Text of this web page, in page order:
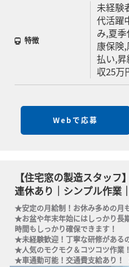
特徴
未経験
代活躍
み,夏
康保険
払い,
収25万
Webで応募
【住宅窓の製造スタッ
連休あり｜シンプル作業
★安定の月給制！お休み多めの月
★お盆や年末年始にはしっかり長
時間もしっかり確保できます！
★未経験歓迎！丁寧な研修がある
★人気のモクモク＆コツコツ作業
★車通勤可能！交通費支給あり！